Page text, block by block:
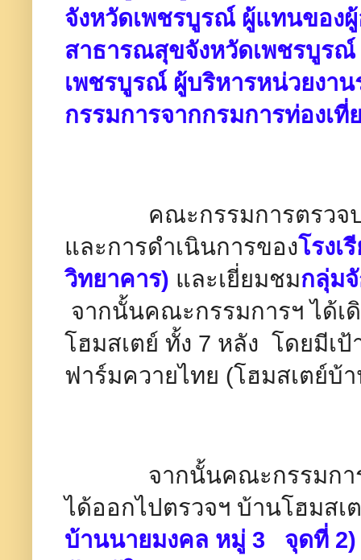
จังหวัดเพชรบูรณ์ ผู้แทนของ
สาธารณสุขจังหวัดเพชรบูร
เพชรบูรณ์ ผู้บริหารหน่วยงา
กรรมการจากกรมการท่องเ
คณะกรรมการตรวจปร
และการดำเนินการของโรงเ
วิทยาคาร) และเยี่ยมชมกลุ่ม
จากนั้นคณะกรรมการฯ ได้เ
โฮมสเตย์ ทั้ง 7 หลัง โดยมีเ
ฟาร์มควายไทย (โฮมสเตย์บ้
จากนั้นคณะกรรมการต
ได้ออกไปตรวจฯ บ้านโฮมส
บ้านนายมงคล หมู่ 3 จุดที่